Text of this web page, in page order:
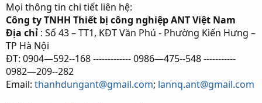
Mọi thông tin chi tiết liên hệ:
Công ty TNHH Thiết bị công nghiệp ANT Việt Nam
Địa chỉ : Số 43 – TT1, KĐT Văn Phú - Phường Kiến Hưng –
TP Hà Nội
ĐT: 0904—592--168 ------------- 0986—475--548 -----------
0982—209--282
Email: thanhdungant@gmail.com; lannq.ant@gmail.com